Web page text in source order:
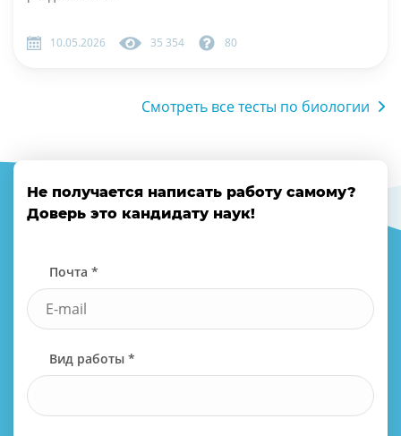
10.05.2026 35 354 80
Смотреть все тесты по биологии
Не получается написать работу самому?
Доверь это кандидату наук!
Почта *
Вид работы *